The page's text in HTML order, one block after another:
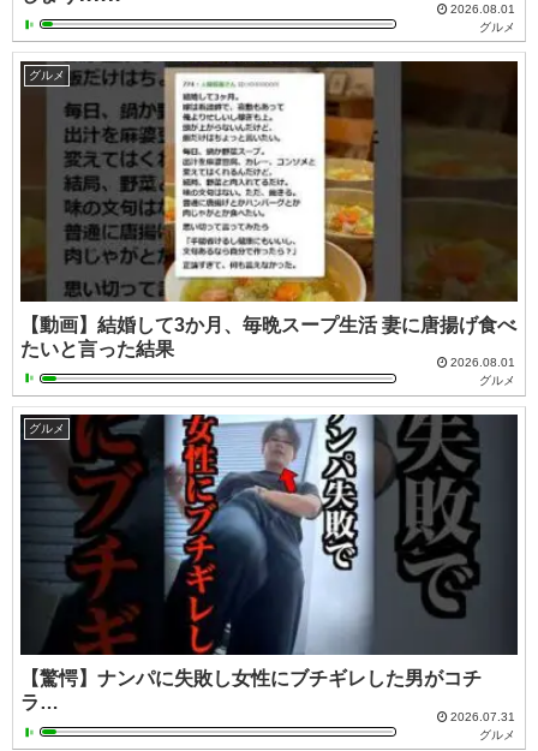
2026.08.01
グルメ
グルメ
【動画】結婚して3か月、毎晩スープ生活 妻に唐揚げ食べ
たいと言った結果
2026.08.01
グルメ
グルメ
【驚愕】ナンパに失敗し女性にブチギレした男がコチ
ラ…
2026.07.31
グルメ